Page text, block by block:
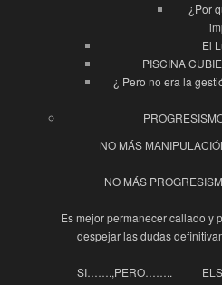
¿Por
El
PISCINA
¿ Pero no era la
NO MÁS
NO MÁS
Es mejor permanecer callado y
despejar las dudas
SI…….,PERO……..